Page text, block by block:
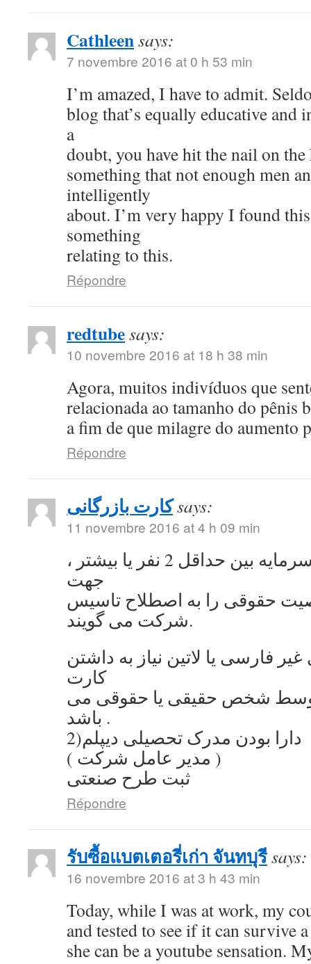
Cathleensays:
7 novembre 2016 at 0 h 53 min
I’m amazed, I have to admit.
blog that’s equally educative and
a
doubt, you have hit the nail on the
something that not enough men
intelligently
about. I’m very happy I found
something
relating to this.
Répondre
redtubesays:
10 novembre 2016 at 18 h 38 min
Agora, muitos indivíduos que
relacionada ao tamanho do pênis
a fim de que milagre do aumento
Répondre
کارت بازرگانیsays:
11 novembre 2016 at 4 h 09 min
به اشتراک گذاشتن سرمایه بین حداقل 2 نفر یا بیشتر ،
جهت
حقوقی را به اصطلاح تاسیس
شرکت می گویند.
فارسی یا لاتین نیاز به داشتن
کارت
توسط شخص حقیقی یا حقوقی می
باشد .
2)دارا بودن مدرک تحصیلی دیپلم
( مدیر عامل شرکت )
ثبت طرح صنعتی
Répondre
รับซื้อแบตเตอรี่เก่า จันทบุรีsays:
16 novembre 2016 at 3 h 43 min
Today, while I was at work, my
and tested to see if it can survive
she can be a youtube sensation.